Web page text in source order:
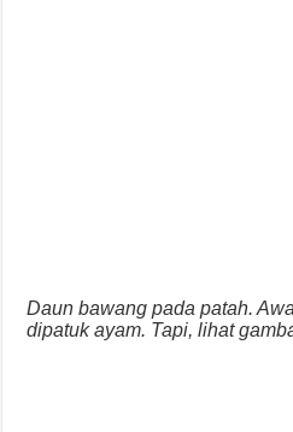
Daun bawang pada patah.
dipatuk ayam. Tapi, lihat